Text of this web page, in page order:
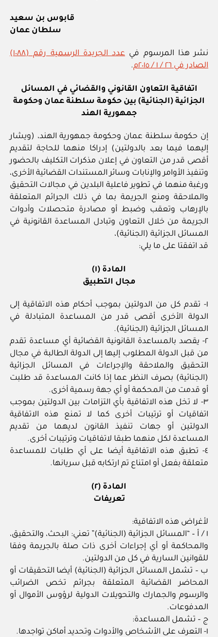
قابوس بن سعيد
سلطان عمان
نشر هذا المرسوم في
عدد الجريدة الرسمية رقم (١٠٨٨)
الصادر في ٢٦ / ١ / ٢٠١٥م
.
اتفاقية التعاون القانوني والقضائي في المسائل
الجزائية (الجنائية) بين حكومة سلطنة عمان وحكومة
جمهورية الهند
إن حكومة سلطنة عمان وحكومة جمهورية الهند، (ويشار
إليهما فيما بعد بالدولتين) إدراكا منهما للحاجة لتقديم
أقصى قدر من التعاون في إعلان مذكرات التكليف بالحضور
وتنفيذ الأوامر والإنابات وسائر المستندات القضائية الأخرى،
ورغبة منهما في تطوير فاعلية البلدين في مجالات التحقيق
والملاحقة ومنع الجريمة بما في ذلك الجرائم المتعلقة
بالإرهاب وتعقب وضبط أو مصادرة متحصلات وأدوات
الجريمة من خلال التعاون وتبادل المساعدة القانونية في
المسائل الجزائية (الجنائية)،
قد اتفقتا على ما يلي:
المادة (١)
مجال التطبيق
١- تقدم كل من الدولتين بموجب أحكام هذه الاتفاقية إلى
الدولة الأخرى أقصى قدر من المساعدة المتبادلة في
المسائل الجزائية (الجنائية).
٢- يقصد بالمساعدة القانونية القضائية أي مساعدة تقدم
من قبل الدولة المطلوب إليها إلى الدولة الطالبة في مجال
التحقيق والملاحقة والإجراءات في المسائل الجزائية
(الجنائية) بصرف النظر عما إذا كانت المساعدة قد طلبت
أو قدمت من المحكمة أو أي جهة رسمية أخرى.
٣- لا تخل هذه الاتفاقية بأي التزامات بين الدولتين بموجب
اتفاقيات أو ترتيبات أخرى كما لا تمنع هذه الاتفاقية
الدولتين أو جهات تنفيذ القانون لديهما من تقديم
المساعدة لكل منهما طبقا لاتفاقيات وترتيبات أخرى.
٤- تطبق هذه الاتفاقية أيضا على أي طلبات للمساعدة
متعلقة بفعل أو امتناع تم ارتكابه قبل سريانها.
المادة (٢)
تعريفات
لأغراض هذه الاتفاقية:
١ / أ – “المسائل الجزائية (الجنائية)” تعني: البحث، والتحقيق،
والمحاكمة أو أي إجراءات أخرى ذات صلة بالجريمة وفقا
للقوانين السارية في كل من الدولتين.
ب – تشمل المسائل الجزائية (الجنائية) أيضا التحقيقات أو
المحاضر القضائية المتعلقة بجرائم تخص الضرائب
والرسوم والجمارك والتحويلات الدولية لرؤوس الأموال أو
المدفوعات.
ج – تشمل المساعدة:
١- التعرف على الأشخاص والأدوات وتحديد أماكن تواجدها.